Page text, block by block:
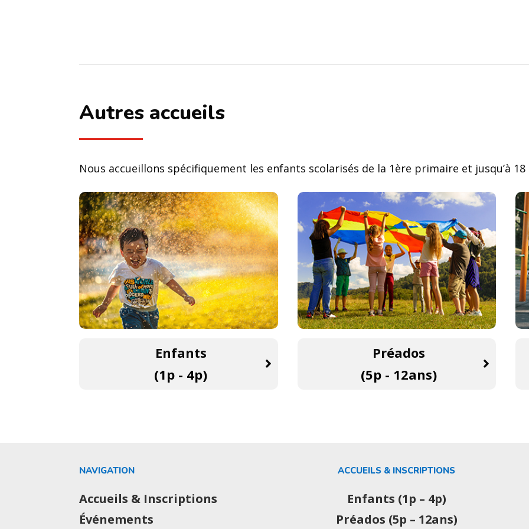
Autres accueils
Nous accueillons spécifiquement les enfants scolarisés de la 1ère primaire et jusqu’à 18
Enfants
(1p - 4p)
Préados
(5p - 12ans)
NAVIGATION
Accueils & Inscriptions
Événements
ACCUEILS & INSCRIPTIONS
Enfants (1p – 4p)
Préados (5p – 12ans)